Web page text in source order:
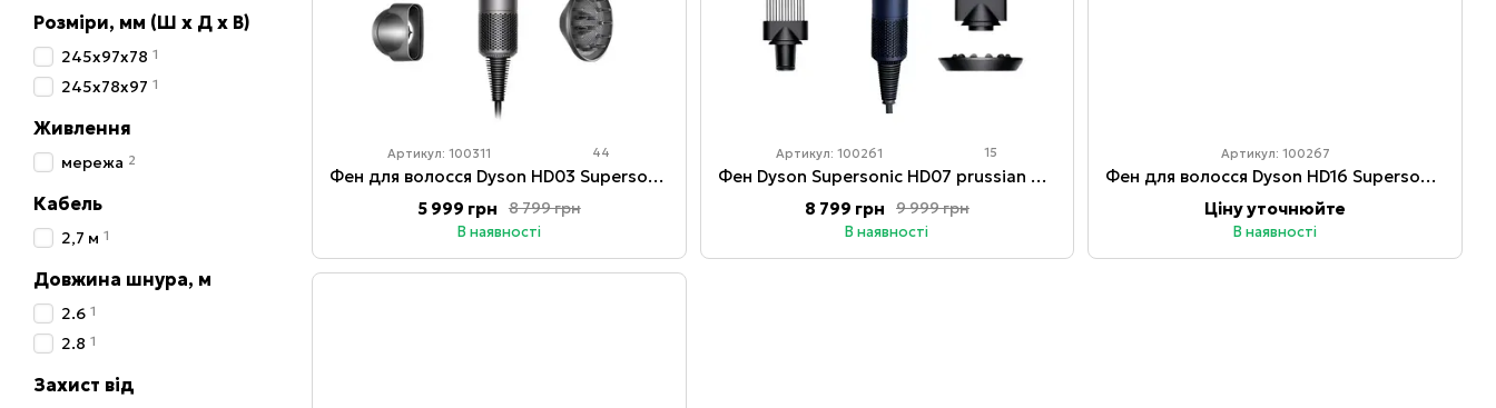
Артикул: 100311 44
Фен для волосся Dyson HD03 Supersonic Iron/Fuchsia
8 799 грн
5 999 грн
В наявності
Артикул: 100261 15
Фен Dyson Supersonic HD07 prussian blue\ rich cooper
9 999 грн
8 799 грн
В наявності
Артикул: 100267
Фен для волосся Dyson HD16 Supersonic Patina/Topaz
Ціну уточнюйте
В наявності
Розміри, мм (Ш х Д х В)
245x97x78 1
245х78х97 1
Живлення
мережа 2
Кабель
2,7 м 1
Довжина шнура, м
2.6 1
2.8 1
Захист від